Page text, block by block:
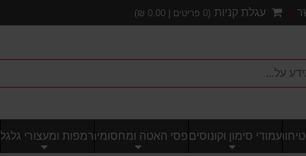
עגלת קניות (
0 פריטים | 0.00
₪)
עמודי סימון וקונוסיםפסי האטה ומחסומיםרמפות ומעצורי גלגל